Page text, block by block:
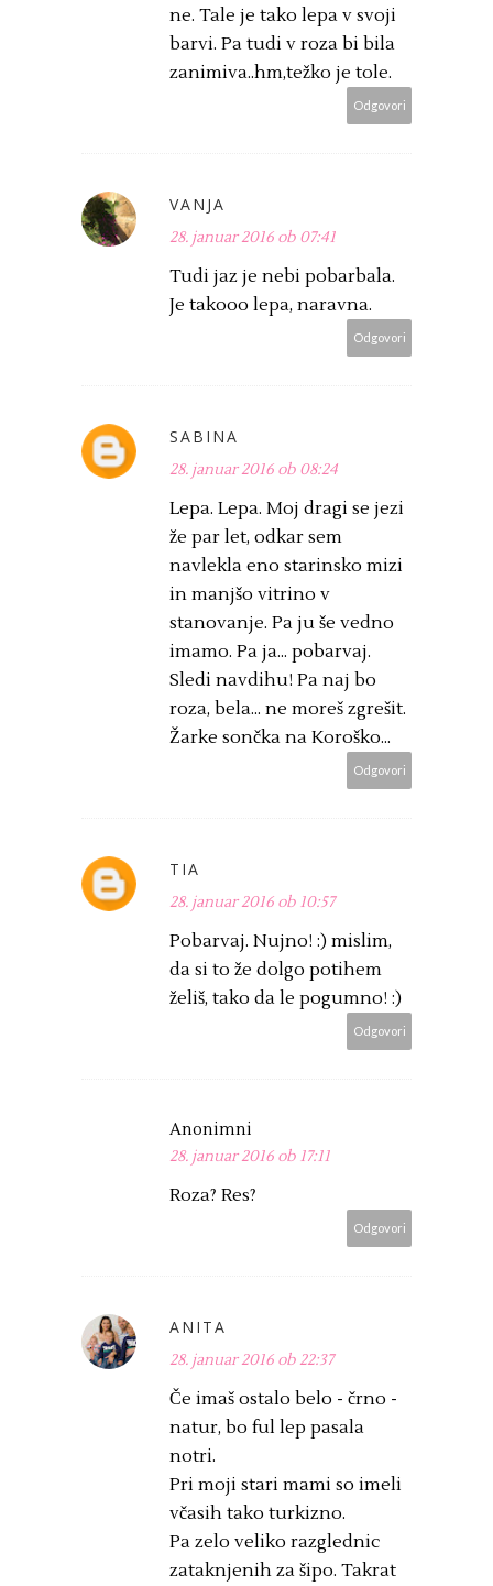
ne. Tale je tako lepa v svoji
barvi. Pa tudi v roza bi bila
zanimiva..hm,težko je tole.
Odgovori
VANJA
28. januar 2016 ob 07:41
Tudi jaz je nebi pobarbala.
Je takooo lepa, naravna.
Odgovori
SABINA
28. januar 2016 ob 08:24
Lepa. Lepa. Moj dragi se jezi
že par let, odkar sem
navlekla eno starinsko mizi
in manjšo vitrino v
stanovanje. Pa ju še vedno
imamo. Pa ja... pobarvaj.
Sledi navdihu! Pa naj bo
roza, bela... ne moreš zgrešit.
Žarke sončka na Koroško...
Odgovori
TIA
28. januar 2016 ob 10:57
Pobarvaj. Nujno! :) mislim,
da si to že dolgo potihem
želiš, tako da le pogumno! :)
Odgovori
Anonimni
28. januar 2016 ob 17:11
Roza? Res?
Odgovori
ANITA
28. januar 2016 ob 22:37
Če imaš ostalo belo - črno -
natur, bo ful lep pasala
notri.
Pri moji stari mami so imeli
včasih tako turkizno.
Pa zelo veliko razglednic
zataknjenih za šipo. Takrat